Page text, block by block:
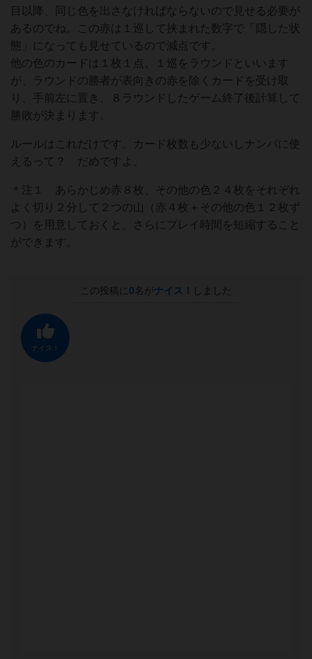
目以降、同じ色を出さなければならないので見せる必要が
あるのでね。この赤は１巡して挟まれた数字で「隠した状
態」になっても見せているので減点です。
他の色のカードは１枚１点。１巡をラウンドといいます
が、ラウンドの勝者が表向きの赤を除くカードを受け取
り、手前左に置き、８ラウンドしたゲーム終了後計算して
勝敗が決まります。
ルールはこれだけです。カード枚数も少ないしナンパに使
えるって？ だめですよ。
＊注１ あらかじめ赤８枚、その他の色２４枚をそれぞれ
よく切り２分して２つの山（赤４枚＋その他の色１２枚ず
つ）を用意しておくと、さらにプレイ時間を短縮すること
ができます。
この投稿に 0名がナイス！ しました
ナイス！